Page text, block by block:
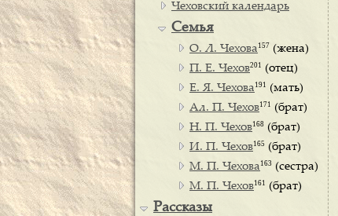
Чеховский календарь
Семья
О. Л. Чехова 157 (жена)
П. Е. Чехов201 (отец)
Е. Я. Чехова 191 (мать)
Ал. П. Чехов171 (брат)
Н. П. Чехов168 (брат)
И. П. Чехов165 (брат)
М. П. Чехова 163 (сестра)
М. П. Чехов161 (брат)
Рассказы